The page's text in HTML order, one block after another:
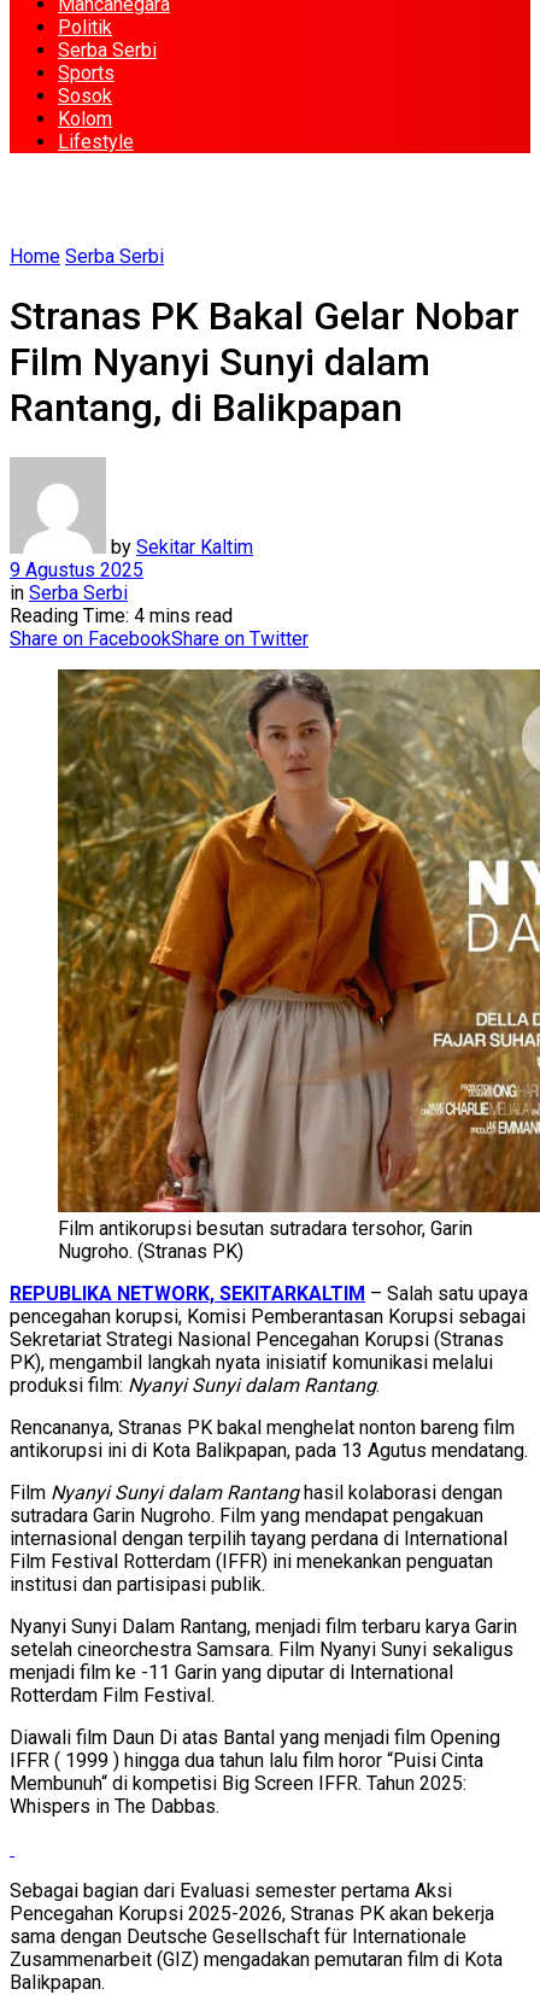
Politik
Serba Serbi
Sports
Sosok
Kolom
Lifestyle
Home Serba Serbi
Stranas PK Bakal Gelar Nobar
Film Nyanyi Sunyi dalam
Rantang, di Balikpapan
by Sekitar Kaltim
9 Agustus 2025
in Serba Serbi
Reading Time: 4 mins read
Share on FacebookShare on Twitter
Film antikorupsi besutan sutradara tersohor, Garin
Nugroho. (Stranas PK)
REPUBLIKA NETWORK, SEKITARKALTIM – Salah satu upaya
pencegahan korupsi, Komisi Pemberantasan Korupsi sebagai
Sekretariat Strategi Nasional Pencegahan Korupsi (Stranas
PK), mengambil langkah nyata inisiatif komunikasi melalui
produksi film: Nyanyi Sunyi dalam Rantang.
Rencananya, Stranas PK bakal menghelat nonton bareng film
antikorupsi ini di Kota Balikpapan, pada 13 Agutus mendatang.
Film Nyanyi Sunyi dalam Rantanghasil kolaborasi dengan
sutradara Garin Nugroho. Film yang mendapat pengakuan
internasional dengan terpilih tayang perdana di International
Film Festival Rotterdam (IFFR) ini menekankan penguatan
institusi dan partisipasi publik.
Nyanyi Sunyi Dalam Rantang, menjadi film terbaru karya Garin
setelah cineorchestra Samsara. Film Nyanyi Sunyi sekaligus
menjadi film ke -11 Garin yang diputar di International
Rotterdam Film Festival.
Diawali film Daun Di atas Bantal yang menjadi film Opening
IFFR ( 1999 ) hingga dua tahun lalu film horor “Puisi Cinta
Membunuh“ di kompetisi Big Screen IFFR. Tahun 2025:
Whispers in The Dabbas.
Sebagai bagian dari Evaluasi semester pertama Aksi
Pencegahan Korupsi 2025-2026, Stranas PK akan bekerja
sama dengan Deutsche Gesellschaft für Internationale
Zusammenarbeit (GIZ) mengadakan pemutaran film di Kota
Balikpapan.